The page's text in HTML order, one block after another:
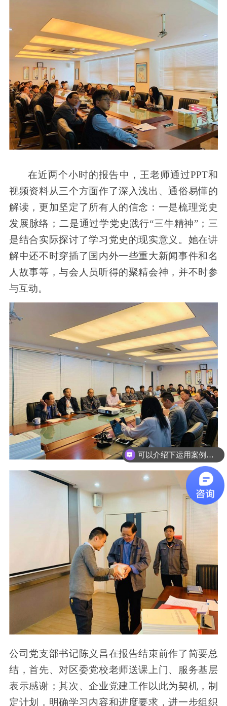
在近两个小时的报告中，王老师通过PPT和
视频资料从三个方面作了深入浅出、通俗易懂的
解读，更加坚定了所有人的信念：一是梳理党史
发展脉络；二是通过学党史践行“三牛精神”；三
是结合实际探讨了学习党史的现实意义。她在讲
解中还不时穿插了国内外一些重大新闻事件和名
人故事等，与会人员听得的聚精会神，并不时参
与互动。
公司党支部书记陈义昌在报告结束前作了简要总
结，首先、对区委党校老师送课上门、服务基层
表示感谢；其次、企业党建工作以此为契机，制
定计划，明确学习内容和进度要求，进一步组织
可以介绍下运用案例么？
有选型样本吗？